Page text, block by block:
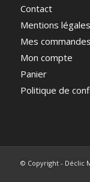
Contact
Mentions légales
Mes commandes
Mon compte
Panier
Politique de
© Copyright - Déclic